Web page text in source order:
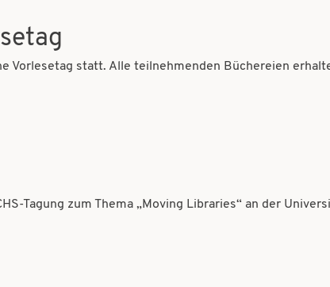
Vorlesetag statt. Alle teilnehmenden Büchereien
Tagung zum Thema „Moving Libraries“ an der